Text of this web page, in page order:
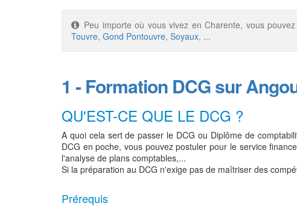
Peu importe où vous vivez en Charente, vous
Touvre, Gond Pontouvre, Soyaux, ...
1 - Formation DCG sur
QU'EST-CE QUE LE DCG ?
A quoi cela sert de passer le DCG ou Diplôme de
DCG en poche, vous pouvez postuler pour le service
l'analyse de plans comptables,...
Si la préparation au DCG n'exige pas de maîtriser des
Prérequis